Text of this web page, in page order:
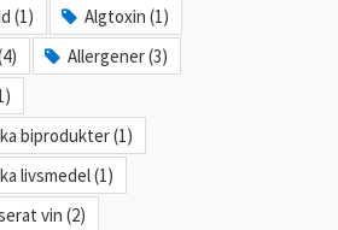
(1)
Algtoxin (1)
Allergener (3)
biprodukter (1)
livsmedel (1)
vin (2)